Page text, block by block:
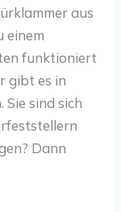
aus
einem
funktioniert
gibt es in
Sie sind sich
Dann